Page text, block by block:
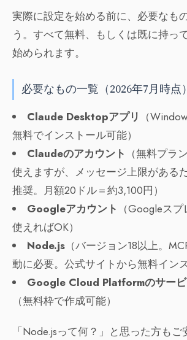
実際に設定を始める前に、必要なも
う。すべて無料、もしくは既に持っ
始められます。
必要なもの一覧（2026年7月時点）
Claude Desktopアプリ （
無料でインストール可能）
Claudeのアカウント （無料プラ
使えますが、メッセージ上限がある
推奨。月額20ドル＝約3,100円）
Googleアカウント （Googleス
使えればOK）
Node.js （バージョン18以上。
動に必要。公式サイトから無料イン
Google Cloud Platformのサービ
（無料枠で作成可能）
「Node.jsって何？」と思った方もご